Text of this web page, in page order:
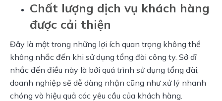
Chất lượng dịch vụ khách hàng
được cải thiện
Đây là một trong những lợi ích quan trọng không thể
không nhắc đến khi sử dụng tổng đài công ty. Sở dĩ
nhắc đến điều này là bởi quá trình sử dụng tổng đài,
doanh nghiệp sẽ dễ dàng nhận cũng như xử lý nhanh
chóng và hiệu quả các yêu cầu của khách hàng.